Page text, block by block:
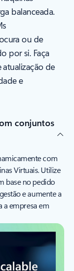
balanceada.
ou de
por si. Faça
de
e
conjuntos
com
Virtuais. Utilize
base no pedido
e aumente a
a empresa em